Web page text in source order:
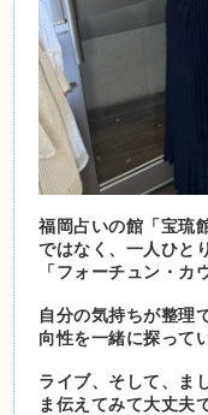
福岡占いの館「宝琉
ではなく、一人ひと
「フォーチュン・カ
自分の気持ちが整理
向性を一緒に探って
ライブ、そして、ま
ま伝えてみて大丈夫